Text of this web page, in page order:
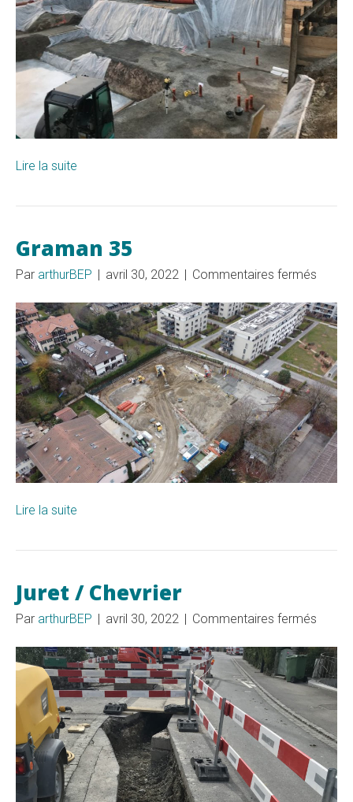
Lire la suite
Graman 35
Par arthurBEP | avril 30, 2022 | Commentaires fermés
35
Lire la suite
Juret / Chevrier
Par arthurBEP avril 30, 2022 Commentaires fermés
/